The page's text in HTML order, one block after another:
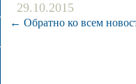
29.10.2015
← Обратно ко всем